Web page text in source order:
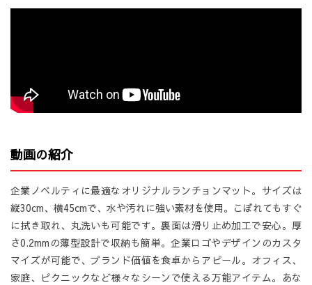
動画の紹介
企業ノベルティに最適なオリジナルランチョンマット。サイズは
縦30cm、横45cmで、水や汚れに強い素材を使用。こぼれてもすぐ
に拭き取れ、丸洗いも可能です。裏面は滑り止め加工で安心。厚
さ0.2mmの薄型設計で収納も簡単。企業ロゴやデザインのカスタ
マイズが可能で、ブランド価値を食卓からアピール。オフィス、
家庭、ピクニックなど様々なシーンで使える万能アイテム。あな